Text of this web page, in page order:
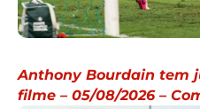
Anthony Bourdain tem
filme – 05/08/2026 –